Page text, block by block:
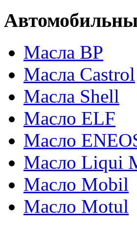
Масла BP
Масла Castrol
Масла Shell
Масло ELF
Масло
Масло Liqui
Масло Mobil
Масло Motul